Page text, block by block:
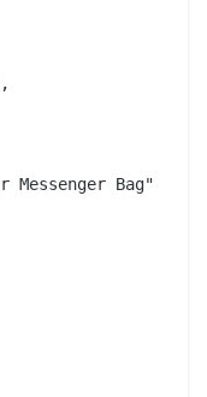
Messenger Bag"